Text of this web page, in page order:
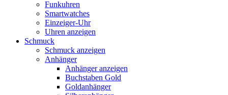
Funkuhren
Smartwatches
Einzeiger-Uhr
Uhren anzeigen
Schmuck
Schmuck anzeigen
Anhänger
Anhänger anzeigen
Buchstaben Gold
Goldanhänger